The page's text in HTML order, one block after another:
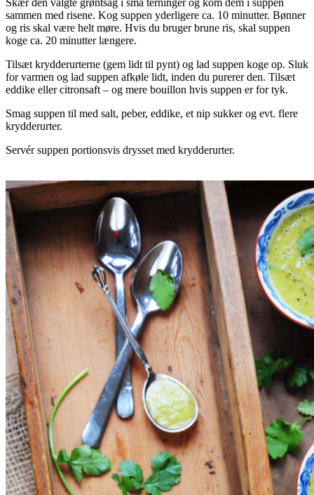
sammen med risene. Kog suppen yderligere ca. 10 minutter. Bønner
og ris skal være helt møre. Hvis du bruger brune ris, skal suppen
koge ca. 20 minutter længere.
Tilsæt krydderurterne (gem lidt til pynt) og lad suppen koge op. Sluk
for varmen og lad suppen afkøle lidt, inden du purerer den. Tilsæt
eddike eller citronsaft – og mere bouillon hvis suppen er for tyk.
Smag suppen til med salt, peber, eddike, et nip sukker og evt. flere
krydderurter.
Servér suppen portionsvis drysset med krydderurter.